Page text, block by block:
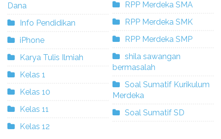
Dana
Info Pendidikan
iPhone
Karya Tulis Ilmiah
Kelas 1
Kelas 10
Kelas 11
Kelas 12
RPP Merdeka SMA
RPP Merdeka SMK
RPP Merdeka SMP
shila sawangan
bermasalah
Soal Sumatif Kurikulum
Merdeka
Soal Sumatif SD